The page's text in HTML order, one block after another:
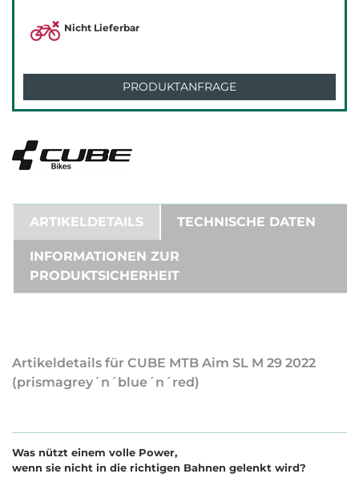
Nicht Lieferbar
PRODUKTANFRAGE
ARTIKELDETAILS TECHNISCHE DATEN
INFORMATIONEN ZUR
PRODUKTSICHERHEIT
Artikeldetails für CUBE MTB Aim SL M 29 2022
(prismagrey´n´blue´n´red)
Was nützt einem volle Power,
wenn sie nicht in die richtigen Bahnen gelenkt wird?